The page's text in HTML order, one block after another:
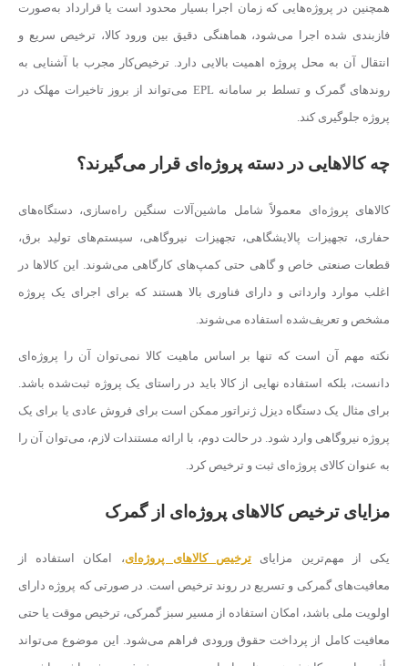
همچنین در پروژه‌هایی که زمان اجرا بسیار محدود است یا قرارداد به‌صورت
فازبندی شده اجرا می‌شود، هماهنگی دقیق بین ورود کالا، ترخیص سریع و
انتقال آن به محل پروژه اهمیت بالایی دارد. ترخیص‌کار مجرب با آشنایی به
روندهای گمرک و تسلط بر سامانه EPL می‌تواند از بروز تاخیرات مهلک در
پروژه جلوگیری کند.
چه کالاهایی در دسته پروژه‌ای قرار می‌گیرند؟
کالاهای پروژه‌ای معمولاً شامل ماشین‌آلات سنگین راه‌سازی، دستگاه‌های
حفاری، تجهیزات پالایشگاهی، تجهیزات نیروگاهی، سیستم‌های تولید برق،
قطعات صنعتی خاص و گاهی حتی کمپ‌های کارگاهی می‌شوند. این کالاها در
اغلب موارد وارداتی و دارای فناوری بالا هستند که برای اجرای یک پروژه
مشخص و تعریف‌شده استفاده می‌شوند.
نکته مهم آن است که تنها بر اساس ماهیت کالا نمی‌توان آن را پروژه‌ای
دانست، بلکه استفاده نهایی از کالا باید در راستای یک پروژه ثبت‌شده باشد.
برای مثال یک دستگاه دیزل ژنراتور ممکن است برای فروش عادی یا برای یک
پروژه نیروگاهی وارد شود. در حالت دوم، با ارائه مستندات لازم، می‌توان آن را
به عنوان کالای پروژه‌ای ثبت و ترخیص کرد.
مزایای ترخیص کالاهای پروژه‌ای از گمرک
یکی از مهم‌ترین مزایای ترخیص کالاهای پروژه‌ای، امکان استفاده از
معافیت‌های گمرکی و تسریع در روند ترخیص است. در صورتی که پروژه دارای
اولویت ملی باشد، امکان استفاده از مسیر سبز گمرکی، ترخیص موقت یا حتی
معافیت کامل از پرداخت حقوق ورودی فراهم می‌شود. این موضوع می‌تواند